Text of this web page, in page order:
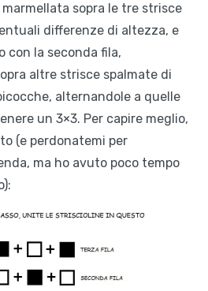
sopra le tre strisce
differenze di altezza, e
con la seconda fila,
altre strisce spalmate di
alternandole a quelle
un 3×3. Per capire meglio,
(e perdonatemi per
ma ho avuto poco tempo